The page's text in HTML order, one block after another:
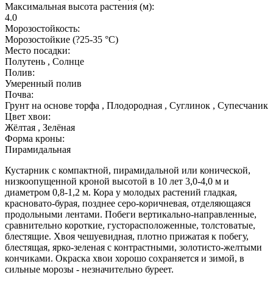
Максимальная высота растения (м):
4.0
Морозостойкость:
Морозостойкие (?25-35 °С)
Место посадки:
Полутень , Солнце
Полив:
Умеренный полив
Почва:
Грунт на основе торфа , Плодородная , Суглинок , Супесчаник
Цвет хвои:
Жёлтая , Зелёная
Форма кроны:
Пирамидальная
Кустарник с компактной, пирамидальной или конической,
низкоопущенной кроной высотой в 10 лет 3,0-4,0 м и
диаметром 0,8-1,2 м. Кора у молодых растений гладкая,
красновато-бурая, позднее серо-коричневая, отделяющаяся
продольными лентами. Побеги вертикально-направленные,
сравнительно короткие, густорасположенные, толстоватые,
блестящие. Хвоя чешуевидная, плотно прижатая к побегу,
блестящая, ярко-зеленая с контрастными, золотисто-желтыми
кончиками. Окраска хвои хорошо сохраняется и зимой, в
сильные морозы - незначительно буреет.